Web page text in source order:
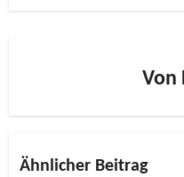
Von
Ähnlicher Beitrag